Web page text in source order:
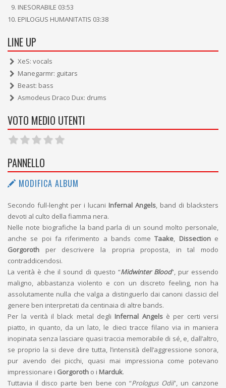
INESORABILE 03:53
EPILOGUS HUMANITATIS 03:38
LINE UP
XeS: vocals
Manegarmr: guitars
Beast: bass
Asmodeus Draco Dux: drums
VOTO MEDIO UTENTI
PANNELLO
MODIFICA ALBUM
Secondo full-lenght per i lucani Infernal Angels, band di blacksters
devoti al culto della fiamma nera.
Nelle note biografiche la band parla di un sound molto personale,
anche se poi fa riferimento a bands comeTaake, Dissection e
Gorgoroth per descrivere la propria proposta, in tal modo
contraddicendosi.
La verità è che il sound di questo “Midwinter Blood”, pur essendo
maligno, abbastanza violento e con un discreto feeling, non ha
assolutamente nulla che valga a distinguerlo dai canoni classici del
genere ben interpretati da centinaia di altre bands.
Per la verità il black metal degli Infernal Angelsè per certi versi
piatto, in quanto, da un lato, le dieci tracce filano via in maniera
inopinata senza lasciare quasi traccia memorabile di sé, e, dall’altro,
se proprio la si deve dire tutta, l’intensità dell’aggressione sonora,
pur avendo dei picchi, quasi mai impressiona come potevano
impressionare i Gorgoroth o i Marduk.
Tuttavia il disco parte ben bene con “Prologus Odii”, un canzone